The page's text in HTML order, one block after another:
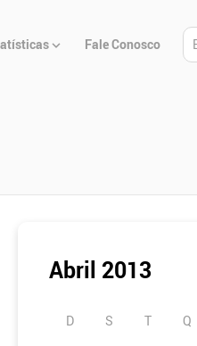
Fale Conosco
Abril 2013
D S T Q